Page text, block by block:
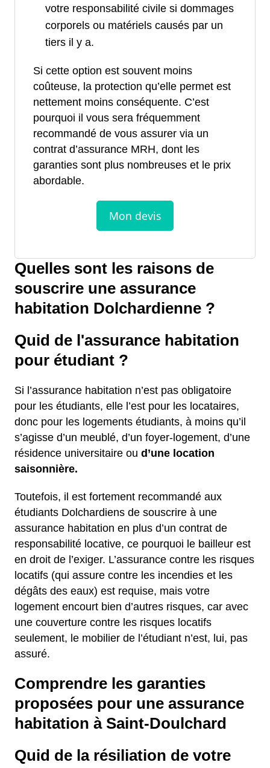
votre responsabilité civile si dommages
corporels ou matériels causés par un
tiers il y a.
Si cette option est souvent moins
coûteuse, la protection qu’elle permet est
nettement moins conséquente. C’est
pourquoi il vous sera fréquemment
recommandé de vous assurer via un
contrat d’assurance MRH, dont les
garanties sont plus nombreuses et le prix
abordable.
Quelles sont les raisons de
souscrire une assurance
habitation Dolchardienne ?
Quid de l'assurance habitation
pour étudiant ?
Si l’assurance habitation n’est pas obligatoire
pour les étudiants, elle l’est pour les locataires,
donc pour les logements étudiants, à moins qu’il
s’agisse d’un meublé, d’un foyer-logement, d’une
résidence universitaire ou d’une location
saisonnière.
Toutefois, il est fortement recommandé aux
étudiants Dolchardiens de souscrire à une
assurance habitation en plus d’un contrat de
responsabilité locative, ce pourquoi le bailleur est
en droit de l’exiger. L’assurance contre les risques
locatifs (qui assure contre les incendies et les
dégâts des eaux) est requise, mais votre
logement encourt bien d’autres risques, car avec
une couverture contre les risques locatifs
seulement, le mobilier de l’étudiant n’est, lui, pas
assuré.
Comprendre les garanties
proposées pour une assurance
habitation à Saint-Doulchard
Quid de la résiliation de votre